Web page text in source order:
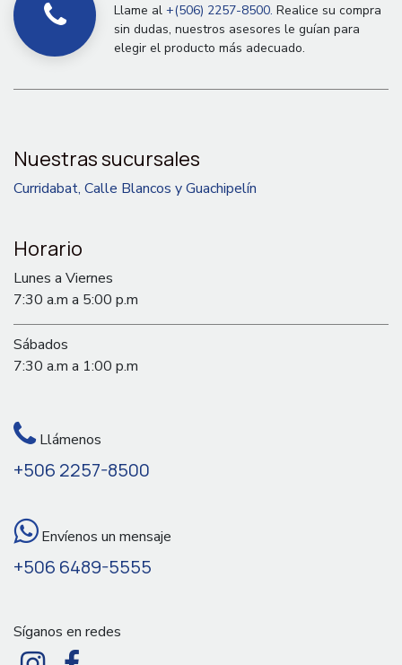
Llame al +(506) 2257-8500. Realice su compra
sin dudas, nuestros asesores le guían para
elegir el producto más adecuado.
Nuestras sucursales
Curridabat, Calle Blancos y Guachipelín
Horario
Lunes a Viernes
7:30 a.m a 5:00 p.m
Sábados
7:30 a.m a 1:00 p.m
Llámenos
+506 2257-8500
Envíenos un mensaje
+506 6489-5555
Síganos en redes